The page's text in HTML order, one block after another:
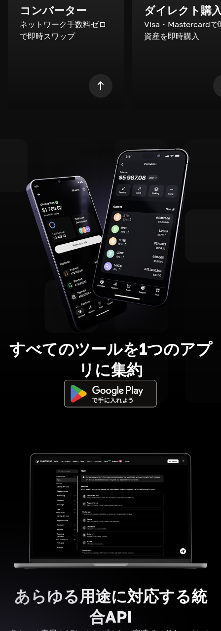
コンバーター
ネットワーク手数料ゼロ
で即時スワップ
ダイレクト購
Visa・Mastercardで
資産を即時購入
すべてのツールを1つのアプ
リに集約
あらゆる用途に対応する統
合API